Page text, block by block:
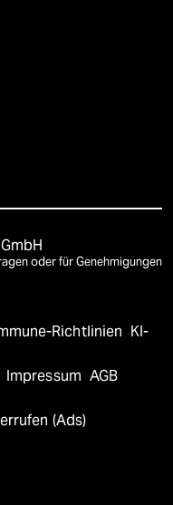
oder für Genehmigungen
Richtlinien KI-
Impressum AGB
(Ads)